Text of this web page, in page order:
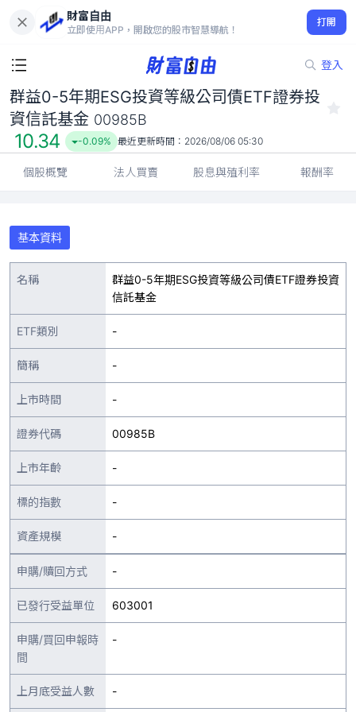
財富自由
立即使用APP，開啟您的股市智慧導航！
打開
登入
群益0-5年期ESG投資等級公司債ETF證券投資信託基金 00985B
10.34
-0.09%
群益0-5年期ESG投資等級公司債ETF證券投
資信託基金 00985B
10.34 -0.09% 最近更新時間： 2026/08/06 05:30
個股概覽 法人買賣 股息與殖利率 報酬率
基本資料
名稱
群益0-5年期ESG投資等級公司債ETF證券投資
信託基金
ETF類別 -
簡稱 -
上市時間 -
證券代碼 00985B
上市年齡 -
標的指數 -
資產規模 -
申購/贖回方式 -
已發行受益單位 603001
申購/買回申報時
間
-
上月底受益人數 -